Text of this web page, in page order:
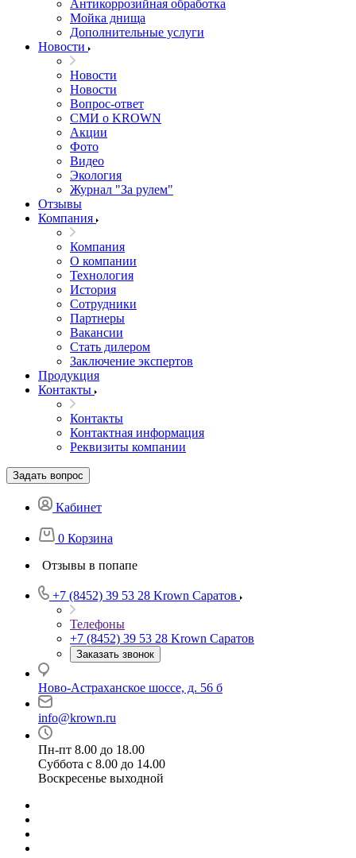
Антикоррозийная обработка
Мойка днища
Дополнительные услуги
Новости
Новости
Новости
Вопрос-ответ
СМИ о KROWN
Акции
Фото
Видео
Экология
Журнал "За рулем"
Отзывы
Компания
Компания
О компании
Технология
История
Сотрудники
Партнеры
Вакансии
Стать дилером
Заключение экспертов
Продукция
Контакты
Контакты
Контактная информация
Реквизиты компании
Задать вопрос
Кабинет
0 Корзина
Отзывы в попапе
+7 (8452) 39 53 28 Krown Саратов
Телефоны
+7 (8452) 39 53 28 Krown Саратов
Заказать звонок
Ново-Астраханское шоссе, д. 56 б
info@krown.ru
Пн-пт 8.00 до 18.00
Суббота с 8.00 до 14.00
Воскресенье выходной